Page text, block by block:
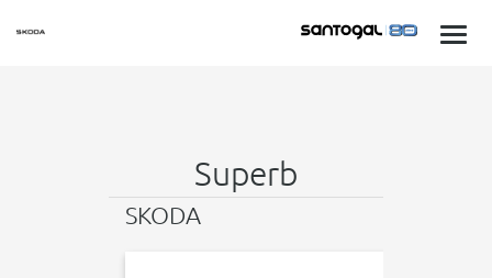
Superb
SKODA